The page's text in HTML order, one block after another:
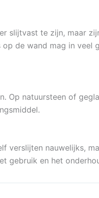
slijtvast te zijn, maar
de wand mag in veel
Op natuursteen of
verslijten nauwelijks,
gebruik en het